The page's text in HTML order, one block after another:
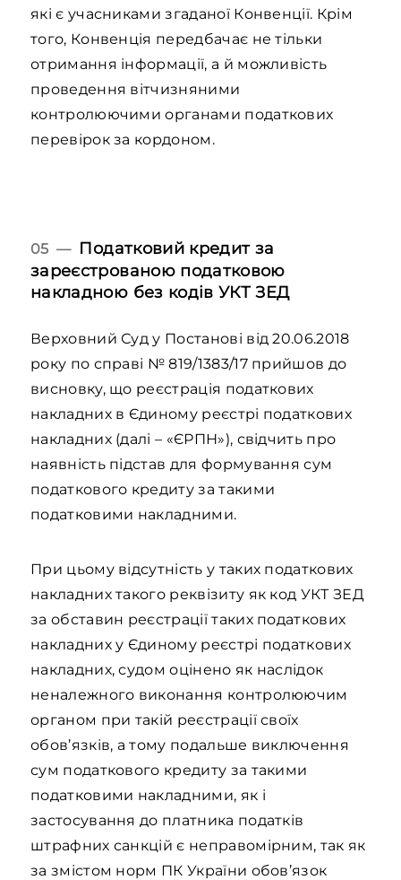
які є учасниками згаданої Конвенції. Крім
того, Конвенція передбачає не тільки
отримання інформації, а й можливість
проведення вітчизняними
контролюючими органами податкових
перевірок за кордоном.
05 — Податковий кредит за
зареєстрованою податковою
накладною без кодів УКТ ЗЕД
Верховний Суд у Постанові від 20.06.2018
року по справі № 819/1383/17 прийшов до
висновку, що реєстрація податкових
накладних в Єдиному реєстрі податкових
накладних (далі – «ЄРПН»), свідчить про
наявність підстав для формування сум
податкового кредиту за такими
податковими накладними.
При цьому відсутність у таких податкових
накладних такого реквізиту як код УКТ ЗЕД
за обставин реєстрації таких податкових
накладних у Єдиному реєстрі податкових
накладних, судом оцінено як наслідок
неналежного виконання контролюючим
органом при такій реєстрації своїх
обов’язків, а тому подальше виключення
сум податкового кредиту за такими
податковими накладними, як і
застосування до платника податків
штрафних санкцій є неправомірним, так як
за змістом норм ПК України обов’язок